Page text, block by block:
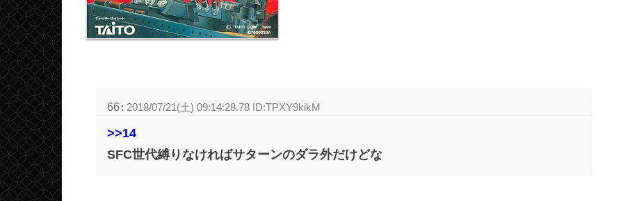
66 : 2018/07/21(土) 09:14:28.78 ID:TPXY9kikM
>>14
SFC世代縛りなければサターンのダラ外だけどな